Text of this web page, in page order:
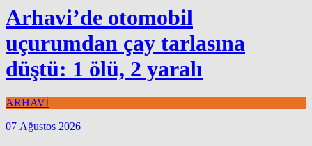
Arhavi’de otomobil
uçurumdan çay tarlasına
düştü: 1 ölü, 2 yaralı
ARHAVİ
07 Ağustos 2026